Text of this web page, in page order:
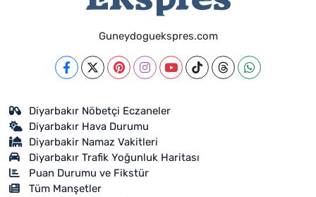
Guneydoguekspres.com
Diyarbakır Nöbetçi Eczaneler
Diyarbakır Hava Durumu
Diyarbakir Namaz Vakitleri
Diyarbakır Trafik Yoğunluk Haritası
Puan Durumu ve Fikstür
Tüm Manşetler